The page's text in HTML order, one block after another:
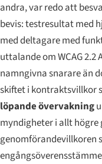
andra, var redo att
bevis: testresultat med
med deltagare med
uttalande om WCAG
namngivna snarare än
skiftet i kontraktsvillkor
löpande övervakning
myndigheter i allt högre
genomförandevillkoren